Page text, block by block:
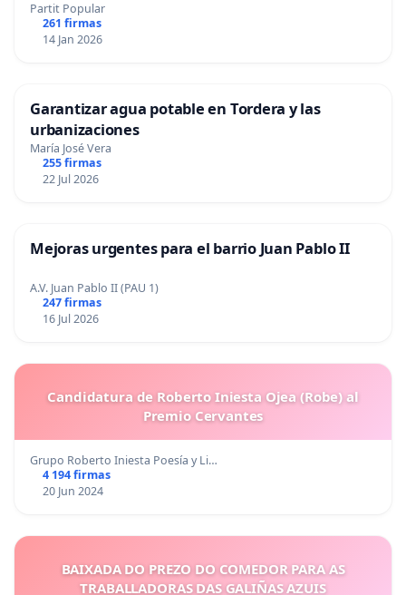
Partit Popular
261 firmas
14 Jan 2026
Garantizar agua potable en Tordera y las
urbanizaciones
María José Vera
255 firmas
22 Jul 2026
Mejoras urgentes para el barrio Juan Pablo II
A.V. Juan Pablo II (PAU 1)
247 firmas
16 Jul 2026
Candidatura de Roberto Iniesta Ojea (Robe) al
Premio Cervantes
Grupo Roberto Iniesta Poesía y Li…
4 194 firmas
20 Jun 2024
BAIXADA DO PREZO DO COMEDOR PARA AS
TRABALLADORAS DAS GALIÑAS AZUIS